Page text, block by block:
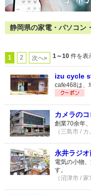
静岡県の家電・パソコン
1 2 次へ» 1～10 件を表
izu cycle
cafe468は、
カメラの
創業70余年
（三島市 /
永井ラジオ
電気の小物
す。
（沼津市 /